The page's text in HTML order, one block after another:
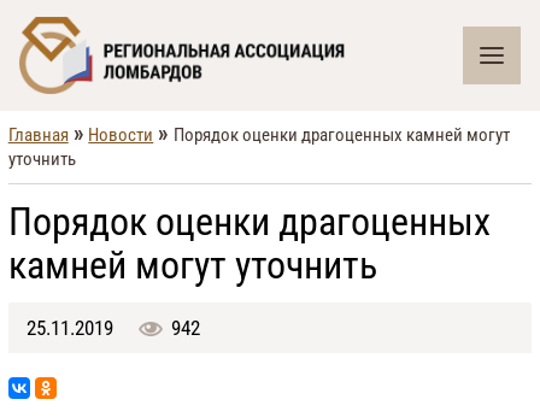
Главная » Новости » Порядок оценки драгоценных камней могут
уточнить
Порядок оценки драгоценных
камней могут уточнить
25.11.2019 942